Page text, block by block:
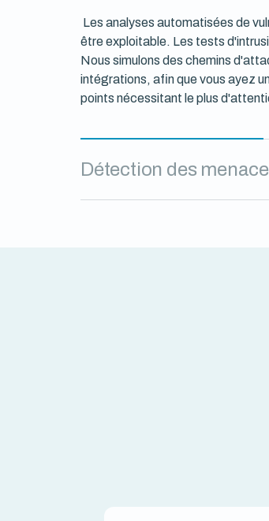
Les analyses automatisées de
être exploitable. Les tests
Nous simulons des chemins
intégrations, afin que vous ayez
points nécessitant le plus
Détection des